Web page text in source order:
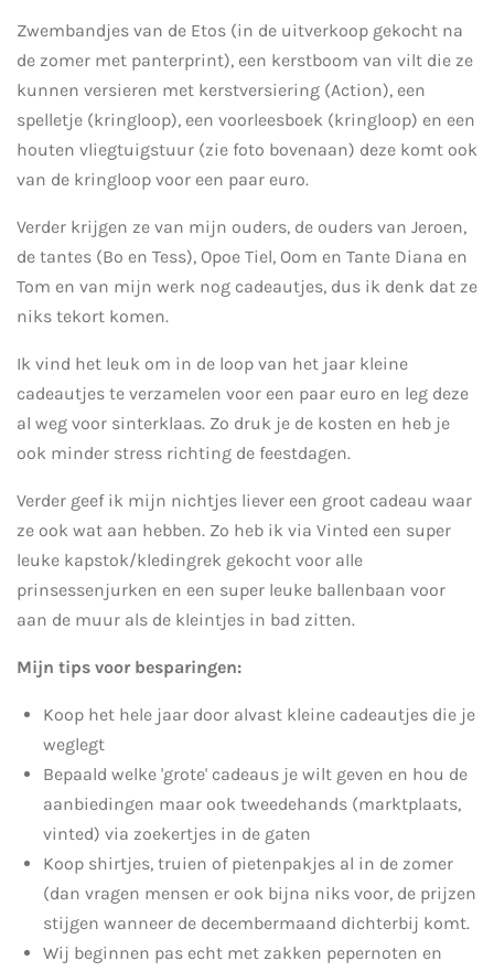
Zwembandjes van de Etos (in de uitverkoop gekocht na
de zomer met panterprint), een kerstboom van vilt die ze
kunnen versieren met kerstversiering (Action), een
spelletje (kringloop), een voorleesboek (kringloop) en een
houten vliegtuigstuur (zie foto bovenaan) deze komt ook
van de kringloop voor een paar euro.
Verder krijgen ze van mijn ouders, de ouders van Jeroen,
de tantes (Bo en Tess), Opoe Tiel, Oom en Tante Diana en
Tom en van mijn werk nog cadeautjes, dus ik denk dat ze
niks tekort komen.
Ik vind het leuk om in de loop van het jaar kleine
cadeautjes te verzamelen voor een paar euro en leg deze
al weg voor sinterklaas. Zo druk je de kosten en heb je
ook minder stress richting de feestdagen.
Verder geef ik mijn nichtjes liever een groot cadeau waar
ze ook wat aan hebben. Zo heb ik via Vinted een super
leuke kapstok/kledingrek gekocht voor alle
prinsessenjurken en een super leuke ballenbaan voor
aan de muur als de kleintjes in bad zitten.
Mijn tips voor besparingen:
Koop het hele jaar door alvast kleine cadeautjes die je
weglegt
Bepaald welke 'grote' cadeaus je wilt geven en hou de
aanbiedingen maar ook tweedehands (marktplaats,
vinted) via zoekertjes in de gaten
Koop shirtjes, truien of pietenpakjes al in de zomer
(dan vragen mensen er ook bijna niks voor, de prijzen
stijgen wanneer de decembermaand dichterbij komt.
Wij beginnen pas echt met zakken pepernoten en